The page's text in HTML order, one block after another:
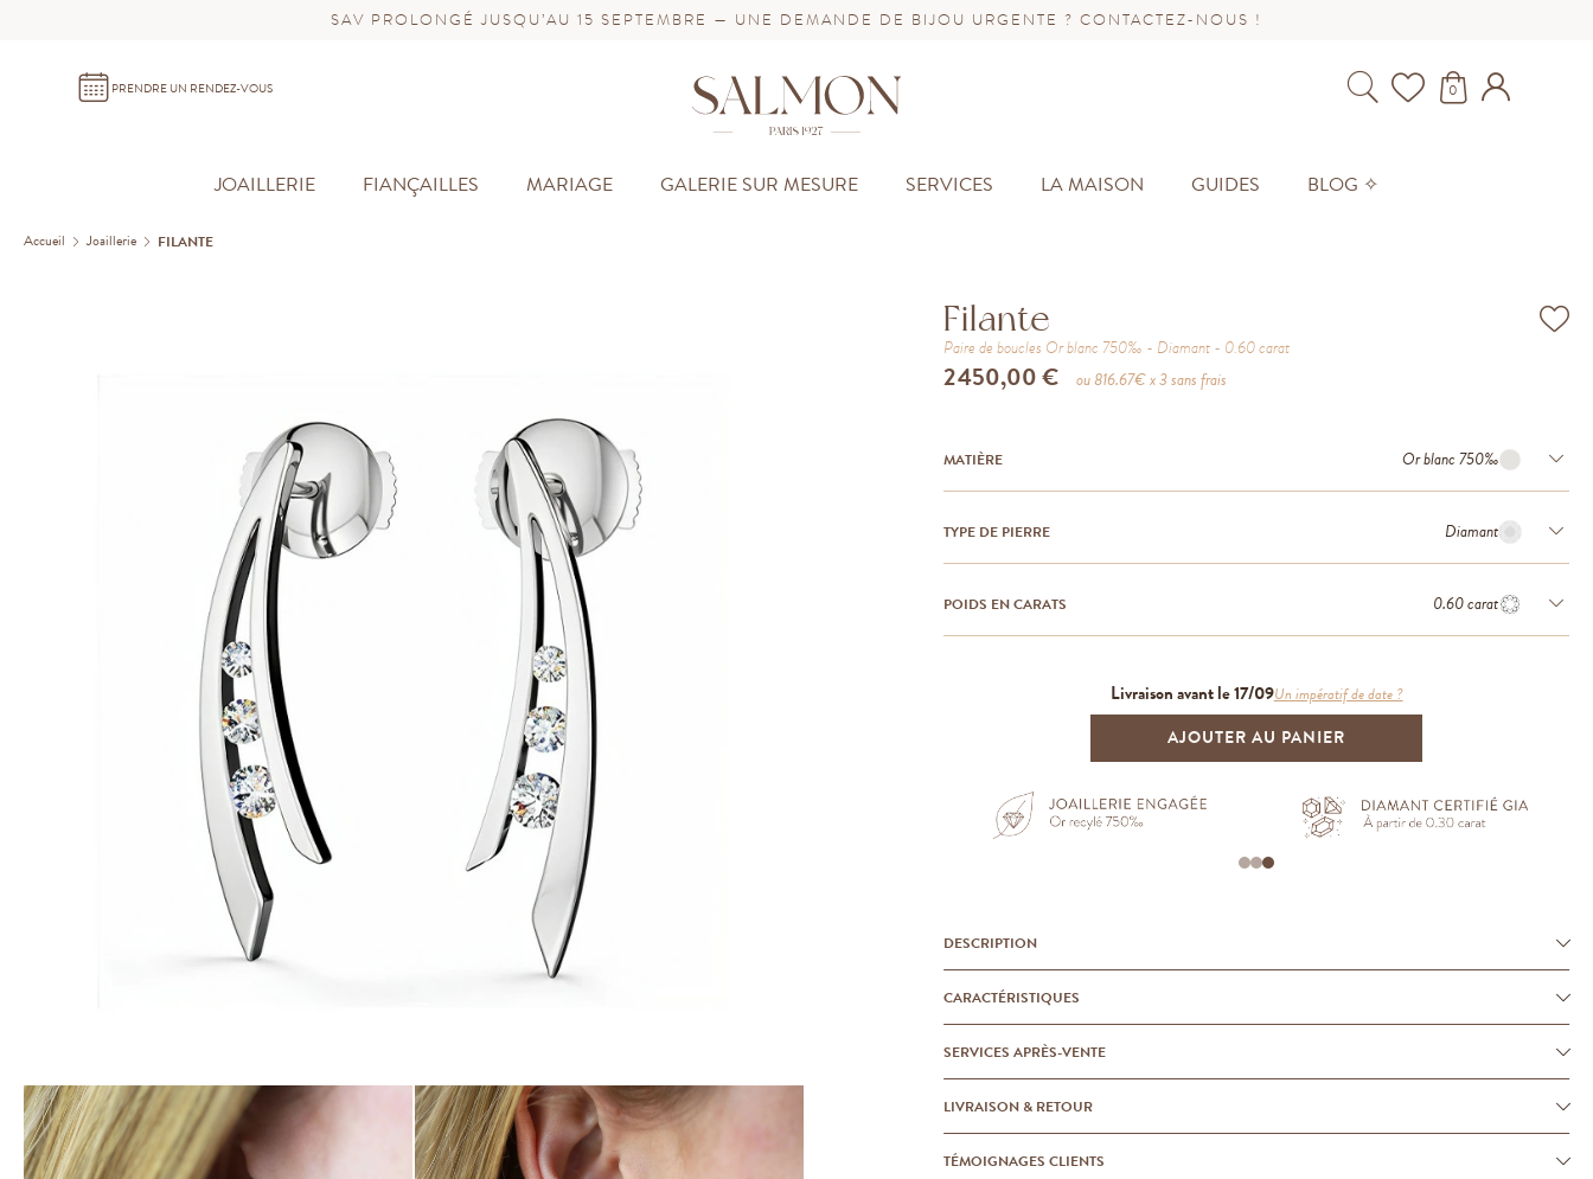
SAV PROLONGÉ JUSQU’AU 15 SEPTEMBRE — UNE DEMANDE DE BIJOU URGENTE ? CONTACTEZ-NOUS !
PRENDRE UN RENDEZ-VOUS
JOAILLERIE FIANÇAILLES MARIAGE GALERIE SUR MESURE SERVICES LA MAISON GUIDES BLOG ✧
0
Accueil Joaillerie FILANTE
Filante
Paire de boucles Or blanc 750‰ Diamant 0.60carat
2 450,00 € ou816.67€ x 3 sans frais
MATIÈRE Or blanc 750‰
TYPE DE PIERRE Diamant
POIDS EN CARATS 0.60 carat
Livraison avant le 17/09Un impératif de date ?
AJOUTER AU PANIER
DESCRIPTION
CARACTÉRISTIQUES
SERVICES APRÈS-VENTE
LIVRAISON & RETOUR
TÉMOIGNAGES CLIENTS